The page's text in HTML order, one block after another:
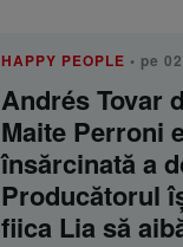
HAPPY PEOPLE • pe
Andrés Tovar
Maite Perroni
însărcinată a
Producătorul
fiica Lia să